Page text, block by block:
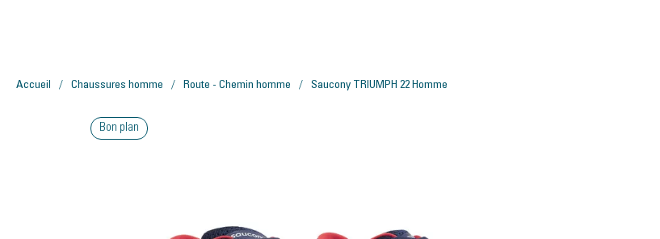
Accueil Chaussures homme Route - Chemin homme Saucony TRIUMPH 22 Homme
Bon plan